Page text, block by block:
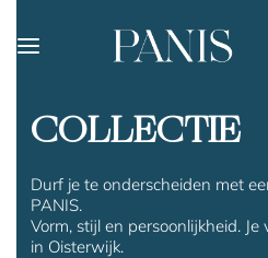
COLLECTIE
Durf je te onderscheiden met
PANIS.
Vorm, stijl en persoonlijkheid.
in Oisterwijk.